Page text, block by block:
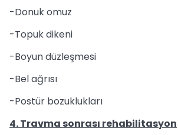
-Donuk omuz
-Topuk dikeni
-Boyun düzleşmesi
-Bel ağrısı
-Postür bozuklukları
4. Travma sonrası rehabilitasyon